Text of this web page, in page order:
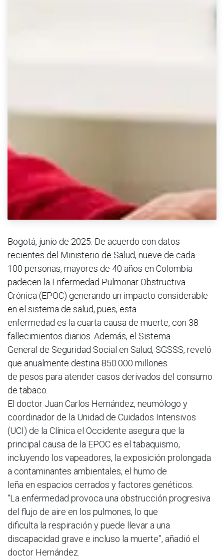
Bogotá, junio de 2025. De acuerdo con datos
recientes del Ministerio de Salud, nueve de cada
100 personas, mayores de 40 años en Colombia
padecen la Enfermedad Pulmonar Obstructiva
Crónica (EPOC) generando un impacto considerable
en el sistema de salud, pues, esta
enfermedad es la cuarta causa de muerte, con 38
fallecimientos diarios. Además, el Sistema
General de Seguridad Social en Salud, SGSSS, reveló
que anualmente destina 850.000 millones
de pesos para atender casos derivados del consumo
de tabaco.
El doctor Juan Carlos Hernández, neumólogo y
coordinador de la Unidad de Cuidados Intensivos
(UCI) de la Clínica el Occidente asegura que la
principal causa de la EPOC es el tabaquismo,
incluyendo los vapeadores, la exposición prolongada
a contaminantes ambientales, el humo de
leña en espacios cerrados y factores genéticos.
“La enfermedad provoca una obstrucción progresiva
del flujo de aire en los pulmones, lo que
dificulta la respiración y puede llevar a una
discapacidad grave e incluso la muerte”, añadió el
doctor Hernández.